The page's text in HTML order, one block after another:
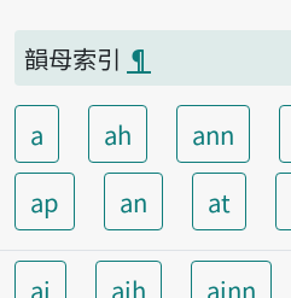
韻母索引 ¶
a ah ann
ap
an at
ai aih ainn